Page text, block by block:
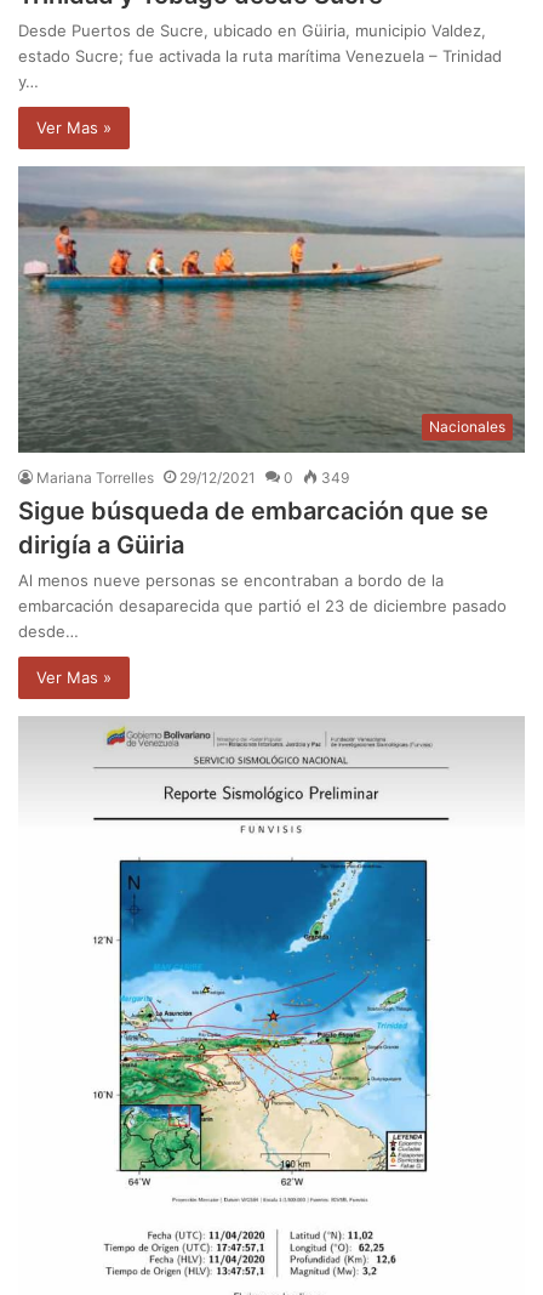
Desde Puertos de Sucre, ubicado en Güiria, municipio Valdez,
estado Sucre; fue activada la ruta marítima Venezuela – Trinidad
y…
Ver Mas »
Nacionales
Mariana Torrelles 29/12/2021 0 349
Sigue búsqueda de embarcación que se
dirigía a Güiria
Al menos nueve personas se encontraban a bordo de la
embarcación desaparecida que partió el 23 de diciembre pasado
desde…
Ver Mas »